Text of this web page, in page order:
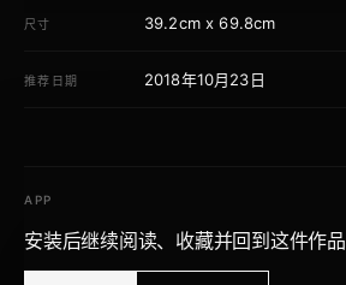
尺寸 39.2cm x 69.8cm
推荐日期 2018年10月23日
APP
安装后继续阅读、收藏并回到这件作品